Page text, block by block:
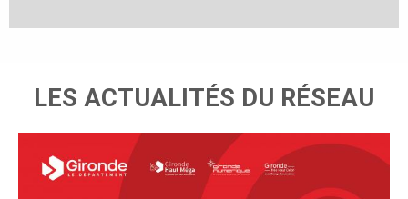
LES ACTUALITÉS DU RÉSEAU